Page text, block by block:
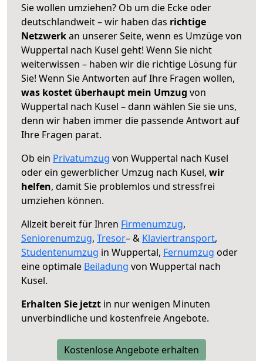
Sie wollen umziehen? Ob um die Ecke oder
deutschlandweit – wir haben das richtige
Netzwerkan unserer Seite, wenn es Umzüge von
Wuppertal nach Kusel geht! Wenn Sie nicht
weiterwissen – haben wir die richtige Lösung für
Sie! Wenn Sie Antworten auf Ihre Fragen wollen,
was kostet überhaupt mein Umzug von
Wuppertal nach Kusel – dann wählen Sie sie uns,
denn wir haben immer die passende Antwort auf
Ihre Fragen parat.
Ob ein Privatumzug von Wuppertal nach Kusel
oder ein gewerblicher Umzug nach Kusel, wir
helfen, damit Sie problemlos und stressfrei
umziehen können.
Allzeit bereit für Ihren Firmenumzug,
Seniorenumzug, Tresor– & Klaviertransport,
Studentenumzug in Wuppertal, Fernumzug oder
eine optimale Beiladung von Wuppertal nach
Kusel.
Erhalten Sie jetzt in nur wenigen Minuten
unverbindliche und kostenfreie Angebote.
Kostenlose Angebote erhalten